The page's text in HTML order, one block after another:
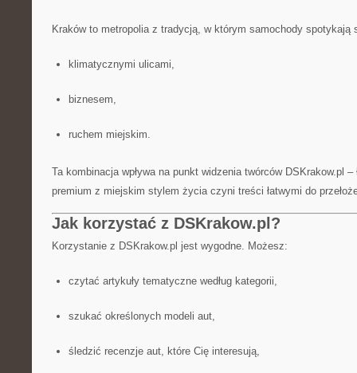
Kraków to metropolia z tradycją, w którym samochody spotykają
klimatycznymi ulicami,
biznesem,
ruchem miejskim.
Ta kombinacja wpływa na punkt widzenia twórców DSKrakow.pl –
premium z miejskim stylem życia czyni treści łatwymi do
Jak korzystać z DSKrakow.pl?
Korzystanie z DSKrakow.pl jest wygodne. Możesz:
czytać artykuły tematyczne według kategorii,
szukać określonych modeli aut,
śledzić recenzje aut, które Cię interesują,